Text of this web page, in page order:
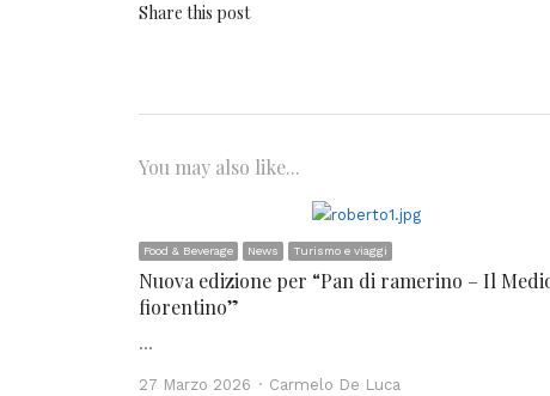
Share this post
You may also like...
Food & Beverage News Turismo e viaggi
Nuova edizione per “Pan di ramerino – Il
fiorentino”
…
27 Marzo 2026 Author
Carmelo De Luca